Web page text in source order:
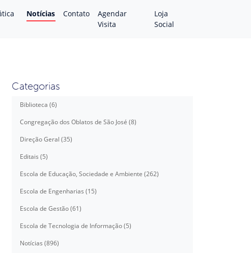
Notícias Contato
Agendar
Visita
Loja
Social
Categorias
Biblioteca (6)
Congregação dos Oblatos de São José (8)
Direção Geral (35)
Editais (5)
Escola de Educação, Sociedade e Ambiente (262)
Escola de Engenharias (15)
Escola de Gestão (61)
Escola de Tecnologia de Informação (5)
Notícias (896)